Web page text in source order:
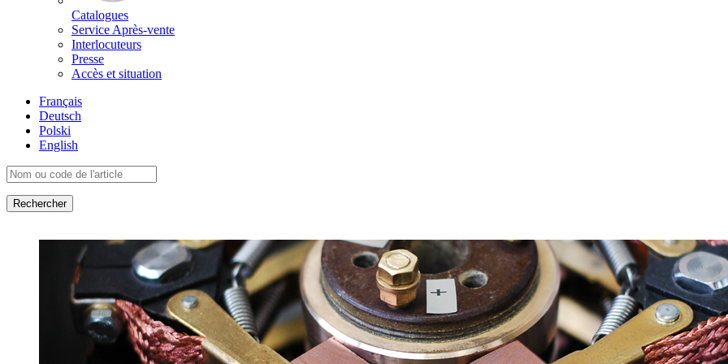
Catalogues
Service Après-vente
Interlocuteurs
Presse
Accès et situation
Français
Deutsch
Polski
English